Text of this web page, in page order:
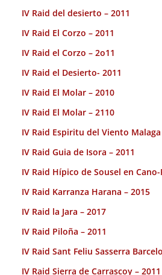
IV Raid del desierto – 2011
IV Raid El Corzo – 2011
IV Raid el Corzo – 2o11
IV Raid el Desierto- 2011
IV Raid El Molar – 2010
IV Raid El Molar – 2110
IV Raid Espiritu del Viento Malaga
IV Raid Guia de Isora – 2011
IV Raid Hípico de Sousel en
IV Raid Karranza Harana – 2015
IV Raid la Jara – 2017
IV Raid Piloña – 2011
IV Raid Sant Feliu Sasserra
IV Raid Sierra de Carrascoy – 2011